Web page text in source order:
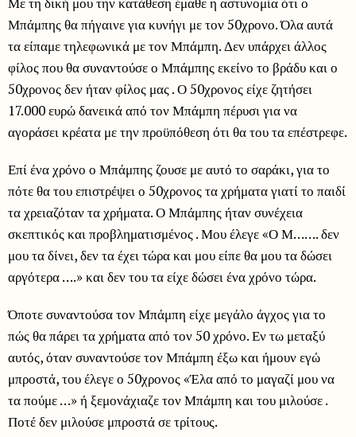
Μπάμπης θα πήγαινε για κυνήγι με τον 50χρονο. Όλα αυτά
τα είπαμε τηλεφωνικά με τον Μπάμπη. Δεν υπάρχει άλλος
φίλος που θα συναντούσε ο Μπάμπης εκείνο το βράδυ και ο
50χρονος δεν ήταν φίλος μας . Ο 50χρονος είχε ζητήσει
17.000 ευρώ δανεικά από τον Μπάμπη πέρυσι για να
αγοράσει κρέατα με την προϋπόθεση ότι θα του τα επέστρεφε.
Επί ένα χρόνο ο Μπάμπης ζουσε με αυτό το σαράκι, για το
πότε θα του επιστρέψει ο 50χρονος τα χρήματα γιατί το παιδί
τα χρειαζόταν τα χρήματα. Ο Μπάμπης ήταν συνέχεια
σκεπτικός και προβληματισμένος . Μου έλεγε «Ο Μ……. δεν
μου τα δίνει, δεν τα έχει τώρα και μου είπε θα μου τα δώσει
αργότερα ….» και δεν του τα είχε δώσει ένα χρόνο τώρα.
Όποτε συναντούσα τον Μπάμπη είχε μεγάλο άγχος για το
πώς θα πάρει τα χρήματα από τον 50 χρόνο. Εν τω μεταξύ
αυτός, όταν συναντούσε τον Μπάμπη έξω και ήμουν εγώ
μπροστά, του έλεγε ο 50χρονος «Έλα από το μαγαζί μου να
τα πούμε …» ή ξεμονάχιαζε τον Μπάμπη και του μιλούσε .
Ποτέ δεν μιλούσε μπροστά σε τρίτους.